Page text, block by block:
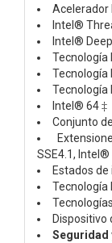
Acelerador
Intel®
Intel®
Tecnología
Tecnología
Intel® 64 ‡
Conjunto
SSE4.1, Intel®
Estados
Dispositivo
Seguridad